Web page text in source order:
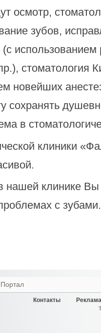
осмотр,
зубов,
стоматология
новейших
сохранять
в
клиники
нашей клинике Вы
с зубами.
Портал
Контакты